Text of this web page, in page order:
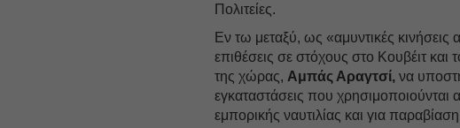
Πολιτείες.
Εν τω μεταξύ, ως «αμυντικές κινήσεις
επιθέσεις σε στόχους στο Κουβέιτ
της χώρας, Αμπάς Αραγτσί, να
εγκαταστάσεις που χρησιμοποιούνται
εμπορικής ναυτιλίας και για παραβίαση